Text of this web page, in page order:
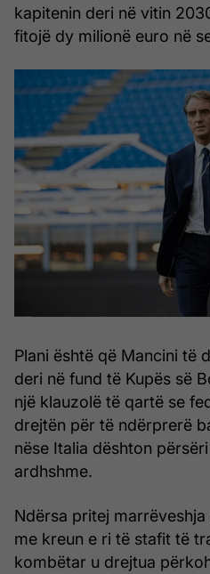
kapitenin deri në vitin
fitojë dy milionë euro në
Plani është që Mancini të
deri në fund të Kupës së
një klauzolë të qartë se
drejtën për të ndërprerë
nëse Italia dështon
ardhshme.
Ndërsa pritej
me kreun e ri të stafit të
kombëtar u drejtua